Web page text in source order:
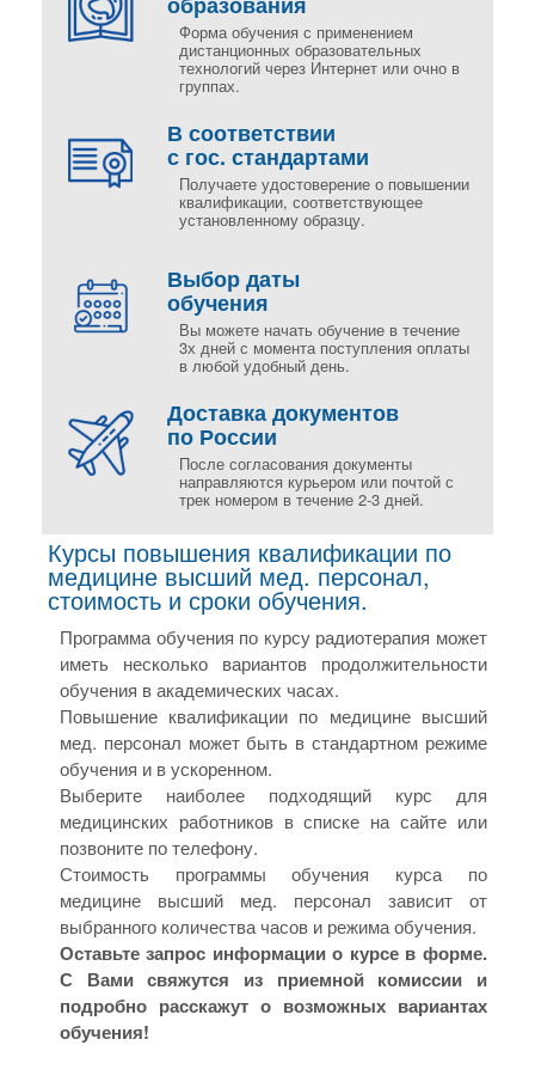
Форма обучения с применением
дистанционных образовательных
технологий через Интернет или очно в
группах.
В соответствии
с гос. стандартами
Получаете удостоверение о повышении
квалификации, соответствующее
установленному образцу.
Выбор даты
обучения
Вы можете начать обучение в течение
3х дней с момента поступления оплаты
в любой удобный день.
Доставка документов
по России
После согласования документы
направляются курьером или почтой с
трек номером в течение 2-3 дней.
Курсы повышения квалификации по
медицине высший мед. персонал,
стоимость и сроки обучения.
Программа обучения по курсу радиотерапия может
иметь несколько вариантов продолжительности
обучения в академических часах.
Повышение квалификации по медицине высший
мед. персонал может быть в стандартном режиме
обучения и в ускоренном.
Выберите наиболее подходящий курс для
медицинских работников в списке на сайте или
позвоните по телефону.
Стоимость программы обучения курса по
медицине высший мед. персонал зависит от
выбранного количества часов и режима обучения.
Оставьте запрос информации о курсе в форме.
С Вами свяжутся из приемной комиссии и
подробно расскажут о возможных вариантах
обучения!